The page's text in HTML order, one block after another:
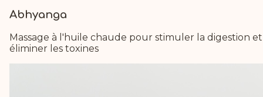
Abhyanga
Massage à l'huile chaude pour stimuler la digestion et
éliminer les toxines